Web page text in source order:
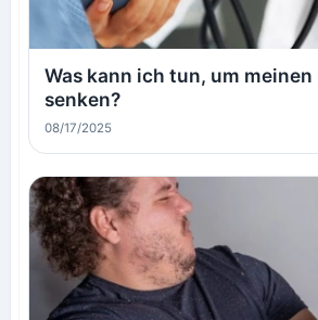
Was kann ich tun, um
senken?
08/17/2025